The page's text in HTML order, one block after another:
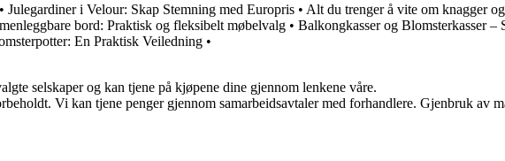
Julegardiner i Velour: Skap Stemning med Europris • Alt du trenger å vite om knagger
bord: Praktisk og fleksibelt møbelvalg • Balkongkasser og Blomsterkasser
En Praktisk Veiledning •
selskaper og kan tjene på kjøpene dine gjennom lenkene våre.
Vi kan tjene penger gjennom samarbeidsavtaler med forhandlere. Gjenbruk av